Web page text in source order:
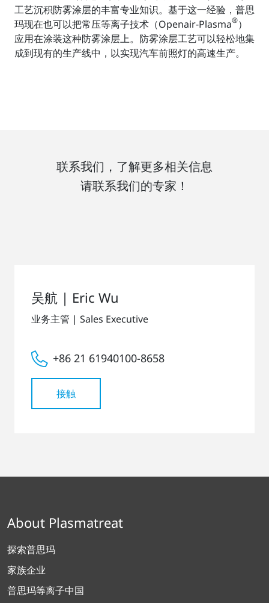
工艺沉积防雾涂层的丰富专业知识。基于这一经验，普思
玛现在也可以把常压等离子技术（Openair-Plasma®）
应用在涂装这种防雾涂层上。防雾涂层工艺可以轻松地集
成到现有的生产线中，以实现汽车前照灯的高速生产。
联系我们，了解更多相关信息
请联系我们的专家！
吴航 | Eric Wu
业务主管 | Sales Executive
+86 21 61940100-8658
接触
About Plasmatreat
探索普思玛
家族企业
普思玛等离子中国